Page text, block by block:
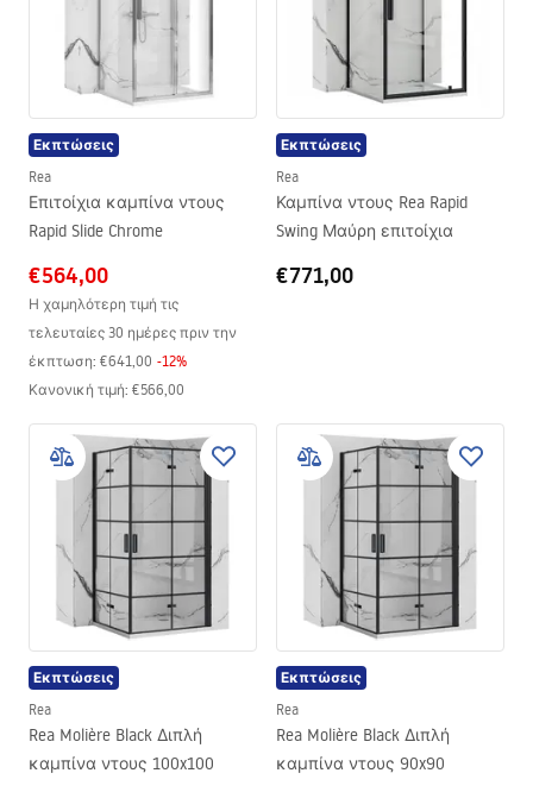
Εκπτώσεις
Rea
Επιτοίχια καμπίνα ντους
Rapid Slide Chrome
€564,00
Η χαμηλότερη τιμή τις
τελευταίες 30 ημέρες πριν την
έκπτωση: €641,00 -12%
Κανονική τιμή: €566,00
Εκπτώσεις
Rea
Καμπίνα ντους Rea Rapid
Swing Μαύρη επιτοίχια
€771,00
Εκπτώσεις
Rea
Rea Molière Black Διπλή
καμπίνα ντους 100x100
Εκπτώσεις
Rea
Rea Molière Black Διπλή
καμπίνα ντους 90x90